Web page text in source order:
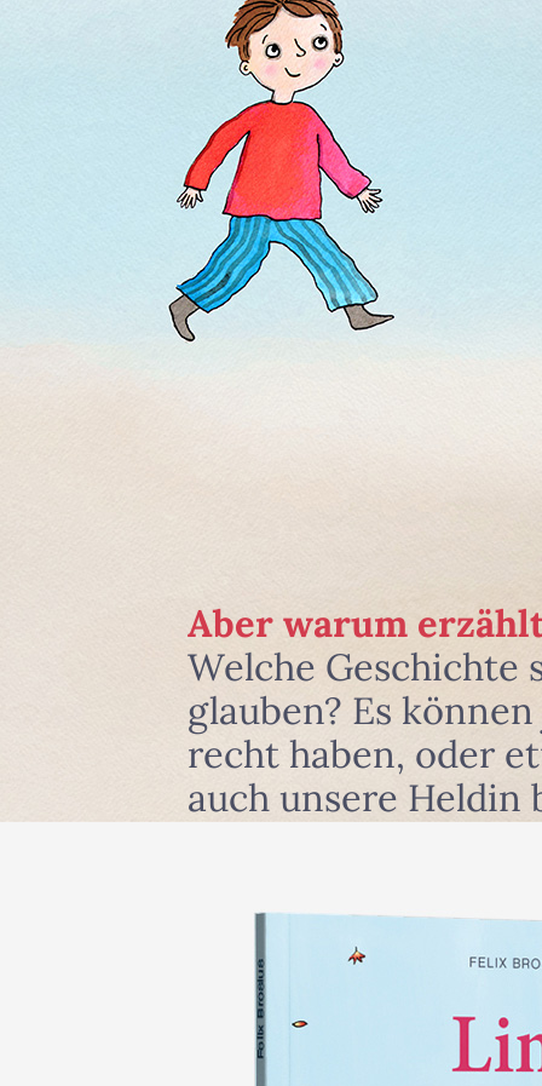
Aber warum
Welche Geschichte
glauben? Es
recht haben, oder
auch unsere Heldin